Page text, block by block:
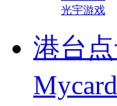
光宇游戏
港台
Mycard